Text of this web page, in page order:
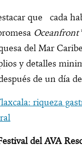
que cada
del Mar
y detalles
de un día
riqueza
del AVA